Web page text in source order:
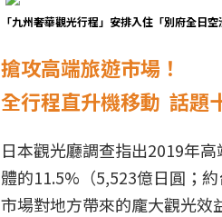
「九州奢華觀光行程」安排入住「別府全日
搶攻高端旅遊市場！
全行程直升機移動 話題
日本觀光廳調查指出2019年
體的11.5%（5,523億日圓；
市場對地方帶來的龐大觀光效